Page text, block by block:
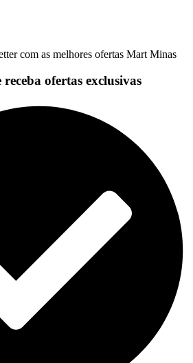
com as melhores ofertas Mart Minas
receba ofertas exclusivas